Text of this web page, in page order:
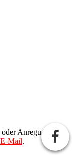
Anregungen
E-Mail.